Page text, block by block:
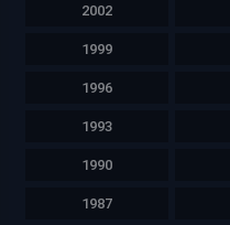
2002
1999
1996
1993
1990
1987